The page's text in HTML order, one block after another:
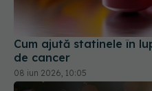
Cum ajută statinele în
08 iun 2026, 10:05